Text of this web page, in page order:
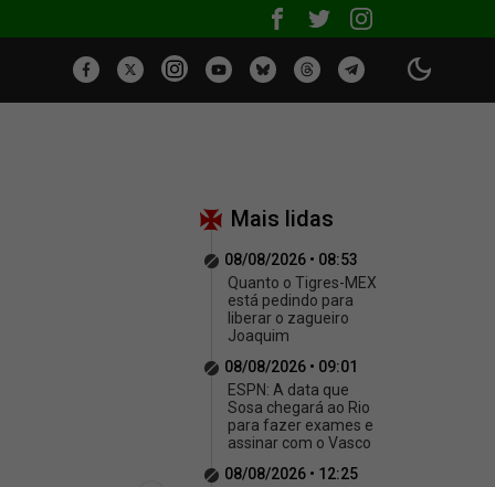
Mais lidas
08/08/2026 • 08:53
Quanto o Tigres-MEX
está pedindo para
liberar o zagueiro
Joaquim
08/08/2026 • 09:01
ESPN: A data que
Sosa chegará ao Rio
para fazer exames e
assinar com o Vasco
08/08/2026 • 12:25